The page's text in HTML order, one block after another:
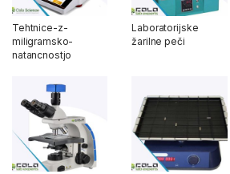
Tehtnice-z-
miligramsko-
natancnostjo
Laboratorijske
žarilne peči